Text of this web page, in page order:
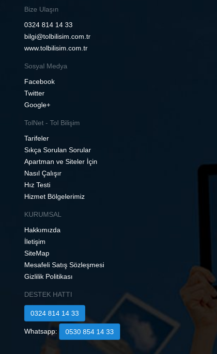
Bize Ulaşın
0324 814 14 33
bilgi@tolbilisim.com.tr
www.tolbilisim.com.tr
Sosyal Medya
Facebook
Twitter
Google+
TolNet - Tol Bilişim
Tarifeler
Sıkça Sorulan Sorular
Apartman ve Siteler İçin
Nasıl Çalışır
Hız Testi
Hizmet Bölgelerimiz
KURUMSAL
Hakkımızda
İletişim
SiteMap
Mesafeli Satış Sözleşmesi
Gizlilik Politikası
DESTEK HATTI
0324 814 14 33
Whatsapp: 0530 854 14 33